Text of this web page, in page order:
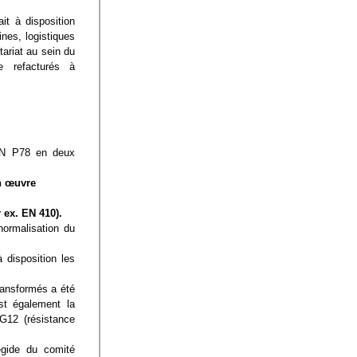
à disposition
logistiques
au sein du
refacturés à
P78 en deux
œuvre
EN 410).
du
disposition les
a été
également la
(résistance
du comité